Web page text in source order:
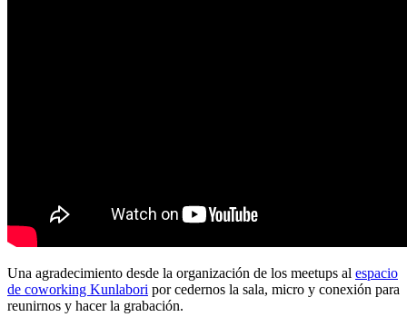
Una agradecimiento desde la organización de los meetups al espacio
de coworking Kunlabori por cedernos la sala, micro y conexión para
reunirnos y hacer la grabación.